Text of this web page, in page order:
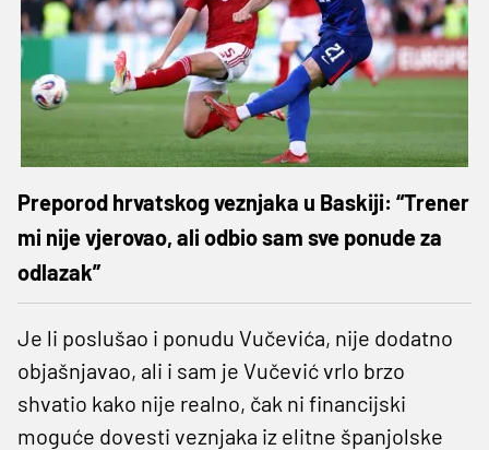
Preporod hrvatskog veznjaka u Baskiji: “Trener
mi nije vjerovao, ali odbio sam sve ponude za
odlazak”
Je li poslušao i ponudu Vučevića, nije dodatno
objašnjavao, ali i sam je Vučević vrlo brzo
shvatio kako nije realno, čak ni financijski
moguće dovesti veznjaka iz elitne španjolske